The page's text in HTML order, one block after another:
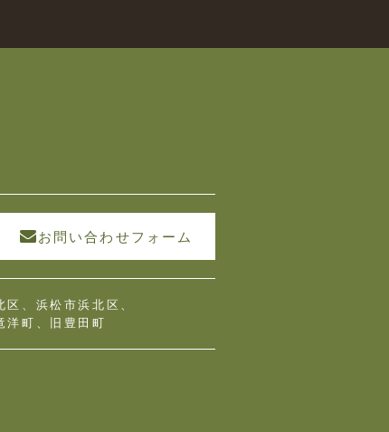
お問い合わせフォーム
、浜松市浜北区、
洋町、旧豊田町